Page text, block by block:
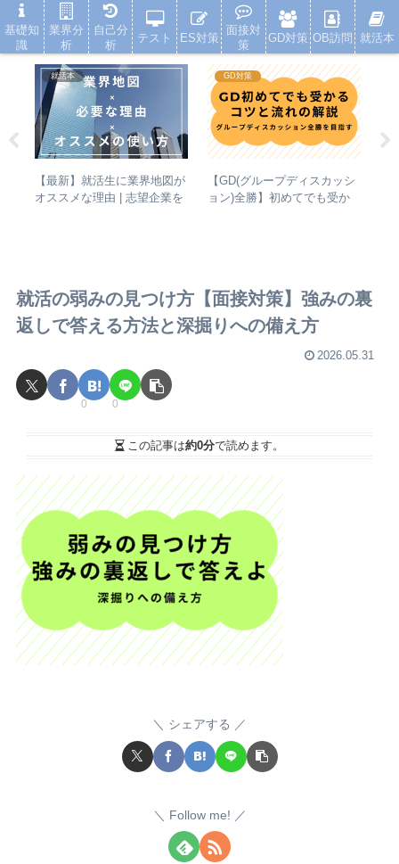
就活浪人した経験が、キャリアを変えた
就活本
【最新】就活生に業界地図が
オススメな理由 | 志望企業を
GD対策
【GD(グループディスカッシ
ョン)全勝】初めてでも受か
就活の弱みの見つけ方【面接対策】強みの裏
返しで答える方法と深掘りへの備え方
2026.05.31
0 0
この記事は約0分で読めます。
シェアする
Follow me!
基礎知
識
業界分
析
自己分
析
テスト ES対策
面接対
策
GD対策 OB訪問 就活本